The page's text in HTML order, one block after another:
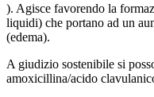
). Agisce favorendo la
liquidi) che portano ad un
(edema).
A giudizio sostenibile si
amoxicillina/acido